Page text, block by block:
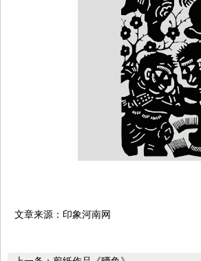
文章来源：印象河南网